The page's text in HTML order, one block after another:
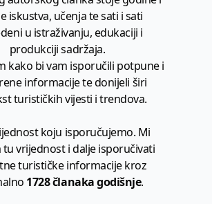
iskustva, učenja te sati i sati
u istraživanju, edukaciji i
produkciji sadržaja.
kako bi vam isporučili potpune i
informacije te donijeli širi
turističkih vijesti i trendova.
koju isporučujemo. Mi
tu vrijednost i dalje isporučivati
turističke informacije kroz
1728 članaka godišnje.